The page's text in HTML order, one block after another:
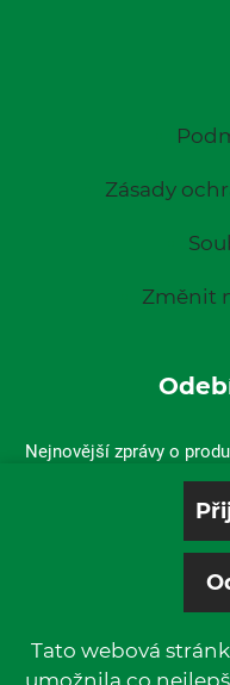
Zásady
Změnit
Nejnovější zprávy o
vaší
Tato webová
umožnila co